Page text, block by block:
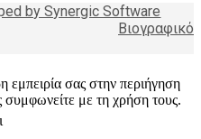
by Synergic Software
Βιογραφικό
σας στην περιήγηση
συμφωνείτε με τη χρήση τους.